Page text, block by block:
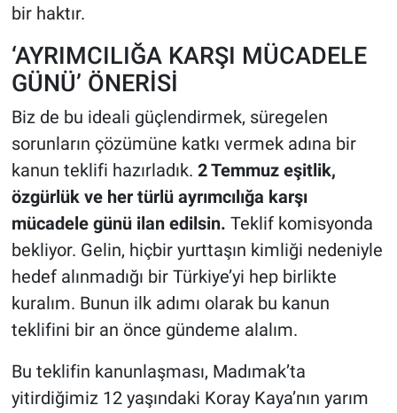
bir haktır.
‘AYRIMCILIĞA KARŞI MÜCADELE
GÜNÜ’ ÖNERİSİ
Biz de bu ideali güçlendirmek, süregelen
sorunların çözümüne katkı vermek adına bir
kanun teklifi hazırladık. 2 Temmuz eşitlik,
özgürlük ve her türlü ayrımcılığa karşı
mücadele günü ilan edilsin. Teklif komisyonda
bekliyor. Gelin, hiçbir yurttaşın kimliği nedeniyle
hedef alınmadığı bir Türkiye’yi hep birlikte
kuralım. Bunun ilk adımı olarak bu kanun
teklifini bir an önce gündeme alalım.
Bu teklifin kanunlaşması, Madımak’ta
yitirdiğimiz 12 yaşındaki Koray Kaya’nın yarım